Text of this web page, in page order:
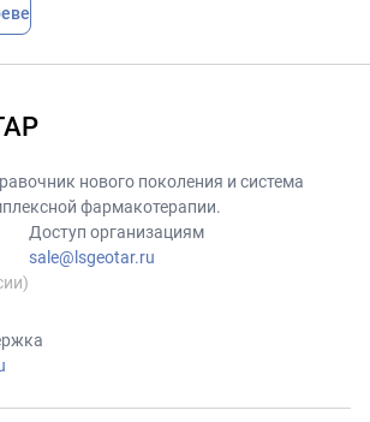
нового поколения и система
фармакотерапии.
Доступ организациям
sale@lsgeotar.ru